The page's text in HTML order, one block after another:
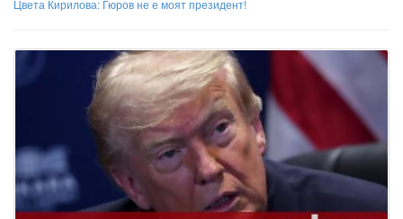
Цвета Кирилова: Гюров не е моят президент!